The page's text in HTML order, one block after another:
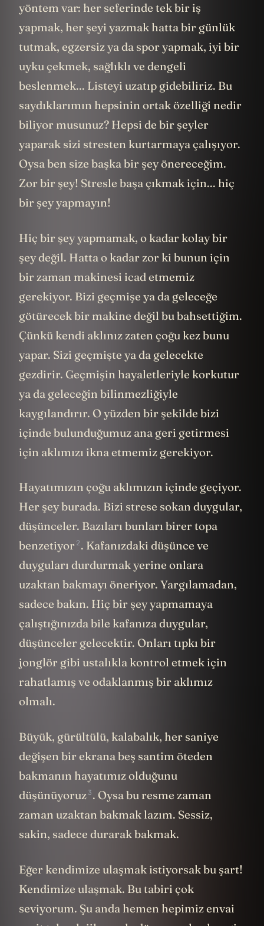
yöntem var: her seferinde tek bir iş
yapmak, her şeyi yazmak hatta bir günlük
tutmak, egzersiz ya da spor yapmak, iyi bir
uyku çekmek, sağlıklı ve dengeli
beslenmek... Listeyi uzatıp gidebiliriz. Bu
saydıklarımın hepsinin ortak özelliği nedir
biliyor musunuz? Hepsi de bir şeyler
yaparak sizi stresten kurtarmaya çalışıyor.
Oysa ben size başka bir şey önereceğim.
Zor bir şey! Stresle başa çıkmak için... hiç
bir şey yapmayın!
Hiç bir şey yapmamak, o kadar kolay bir
şey değil. Hatta o kadar zor ki bunun için
bir zaman makinesi icad etmemiz
gerekiyor. Bizi geçmişe ya da geleceğe
götürecek bir makine değil bu bahsettiğim.
Çünkü kendi aklınız zaten çoğu kez bunu
yapar. Sizi geçmişte ya da gelecekte
gezdirir. Geçmişin hayaletleriyle korkutur
ya da geleceğin bilinmezliğiyle
kaygılandırır. O yüzden bir şekilde bizi
içinde bulunduğumuz ana geri getirmesi
için aklımızı ikna etmemiz gerekiyor.
Hayatımızın çoğu aklımızın içinde geçiyor.
Her şey burada. Bizi strese sokan duygular,
düşünceler. Bazıları bunları birer topa
benzetiyor 2. Kafanızdaki düşünce ve
duyguları durdurmak yerine onlara
uzaktan bakmayı öneriyor. Yargılamadan,
sadece bakın. Hiç bir şey yapmamaya
çalıştığınızda bile kafanıza duygular,
düşünceler gelecektir. Onları tıpkı bir
jonglör gibi ustalıkla kontrol etmek için
rahatlamış ve odaklanmış bir aklımız
olmalı.
Büyük, gürültülü, kalabalık, her saniye
değişen bir ekrana beş santim öteden
bakmanın hayatımız olduğunu
düşünüyoruz3. Oysa bu resme zaman
zaman uzaktan bakmak lazım. Sessiz,
sakin, sadece durarak bakmak.
Eğer kendimize ulaşmak istiyorsak bu şart!
Kendimize ulaşmak. Bu tabiri çok
seviyorum. Şu anda hemen hepimiz envai